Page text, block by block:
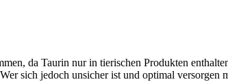
da Taurin nur in tierischen Produkten
sich jedoch unsicher ist und optimal versorgen